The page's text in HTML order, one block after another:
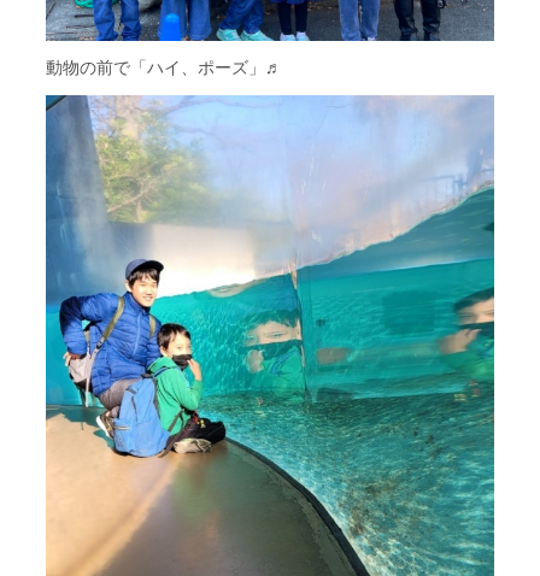
動物の前で「ハイ、ポーズ」♬